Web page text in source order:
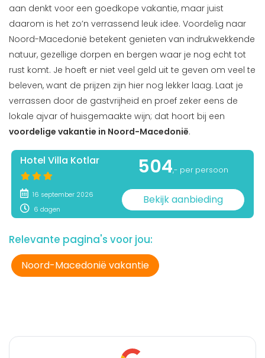
aan denkt voor een goedkope vakantie, maar juist
daarom is het zo’n verrassend leuk idee. Voordelig naar
Noord-Macedonië betekent genieten van indrukwekkende
natuur, gezellige dorpen en bergen waar je nog echt tot
rust komt. Je hoeft er niet veel geld uit te geven om veel te
beleven, want de prijzen zijn hier nog lekker laag. Laat je
verrassen door de gastvrijheid en proef zeker eens de
lokale ajvar of huisgemaakte wijn; dat hoort bij een
voordelige vakantie in Noord-Macedonië.
Hotel Villa Kotlar
16 september 2026
6 dagen
504,- per persoon
Bekijk aanbieding
Relevante pagina's voor jou:
Noord-Macedonië vakantie